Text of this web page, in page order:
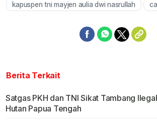
kapuspen tni mayjen aulia dwi nasrullah
Berita Terkait
Satgas PKH dan TNI Sikat Tambang
Hutan Papua Tengah